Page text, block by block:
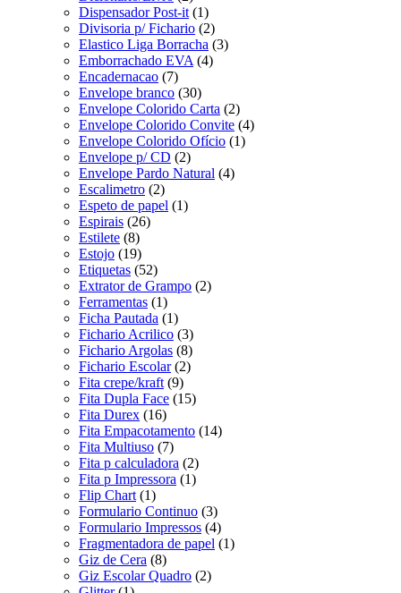
Dispensador Post-it (1)
Divisoria p/ Fichario (2)
Elastico Liga Borracha (3)
Emborrachado EVA (4)
Encadernacao (7)
Envelope branco (30)
Envelope Colorido Carta (2)
Envelope Colorido Convite (4)
Envelope Colorido Ofício (1)
Envelope p/ CD (2)
Envelope Pardo Natural (4)
Escalimetro (2)
Espeto de papel (1)
Espirais (26)
Estilete (8)
Estojo (19)
Etiquetas (52)
Extrator de Grampo (2)
Ferramentas (1)
Ficha Pautada (1)
Fichario Acrilico (3)
Fichario Argolas (8)
Fichario Escolar (2)
Fita crepe/kraft (9)
Fita Dupla Face (15)
Fita Durex (16)
Fita Empacotamento (14)
Fita Multiuso (7)
Fita p calculadora (2)
Fita p Impressora (1)
Flip Chart (1)
Formulario Continuo (3)
Formulario Impressos (4)
Fragmentadora de papel (1)
Giz de Cera (8)
Giz Escolar Quadro (2)